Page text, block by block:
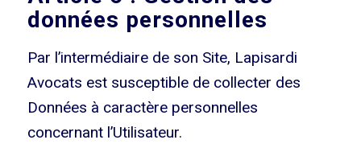
données personnelles
Par l’intermédiaire de son Site, Lapisardi
Avocats est susceptible de collecter des
Données à caractère personnelles
concernant l’Utilisateur.